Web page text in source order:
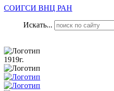
СОИГСИ ВНЦ РАН
Искать...
1919г.